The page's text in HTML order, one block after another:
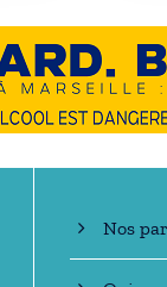
En
Nos